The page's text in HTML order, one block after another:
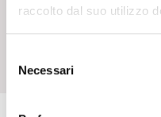
raccolto dal suo utilizzo
delNecessari
Metallo